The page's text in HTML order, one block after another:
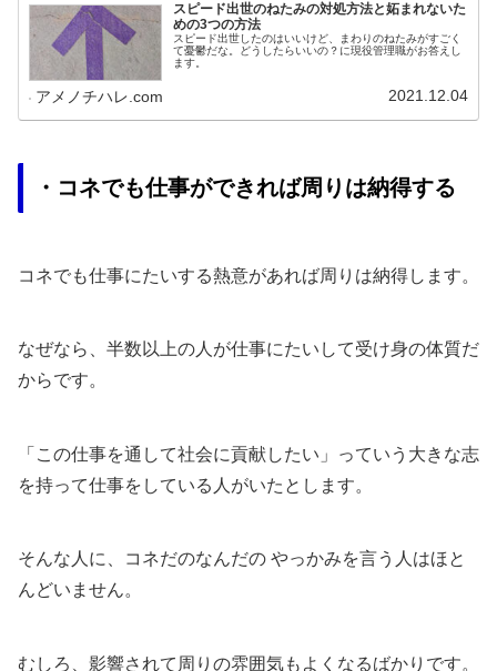
スピード出世のねたみの対処方法と妬まれないた
めの3つの方法
スピード出世したのはいいけど、まわりのねたみがすごく
て憂鬱だな。どうしたらいいの？に現役管理職がお答えし
ます。
アメノチハレ.com 2021.12.04
・コネでも仕事ができれば周りは納得する
コネでも仕事にたいする熱意があれば周りは納得します。
なぜなら、半数以上の人が仕事にたいして受け身の体質だ
からです。
「この仕事を通して社会に貢献したい」っていう大きな志
を持って仕事をしている人がいたとします。
そんな人に、コネだのなんだの やっかみを言う人はほと
んどいません。
むしろ、影響されて周りの雰囲気もよくなるばかりです。